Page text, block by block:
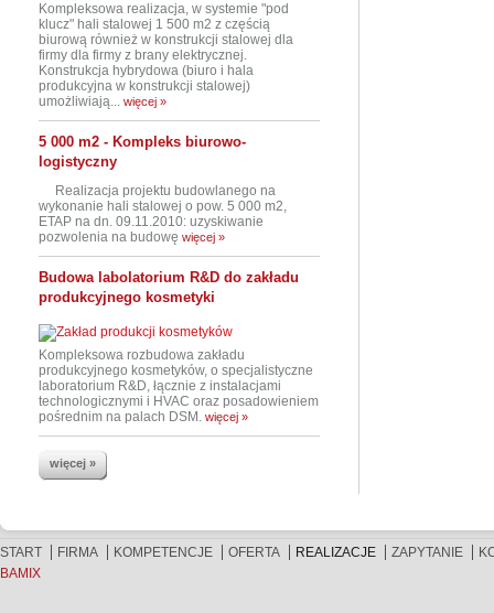
Kompleksowa realizacja, w systemie "pod
klucz" hali stalowej 1 500 m2 z częścią
biurową również w konstrukcji stalowej dla
firmy dla firmy z brany elektrycznej.
Konstrukcja hybrydowa (biuro i hala
produkcyjna w konstrukcji stalowej)
umożliwiają... więcej »
5 000 m2 - Kompleks biurowo-
logistyczny
Realizacja projektu budowlanego na
wykonanie hali stalowej o pow. 5 000 m2,
ETAP na dn. 09.11.2010: uzyskiwanie
pozwolenia na budowę więcej »
Budowa labolatorium R&D do zakładu
produkcyjnego kosmetyki
Kompleksowa rozbudowa zakładu
produkcyjnego kosmetyków, o specjalistyczne
laboratorium R&D, łącznie z instalacjami
technologicznymi i HVAC oraz posadowieniem
pośrednim na palach DSM. więcej »
więcej »
START FIRMA KOMPETENCJE OFERTA REALIZACJE ZAPYTANIE
BAMIX